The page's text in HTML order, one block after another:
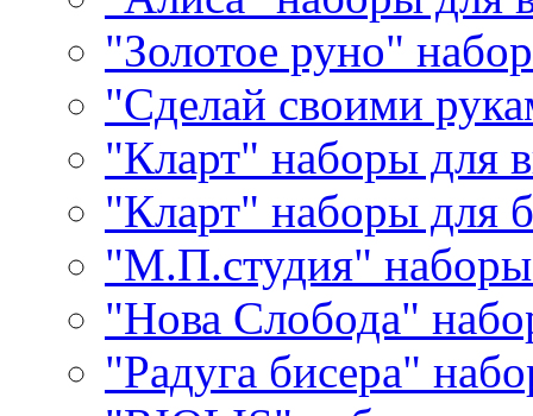
"Золотое руно"
"Сделай своими
"Кларт" наборы для
"Кларт" наборы для
"М.П.студия"
"Нова Слобода"
"Радуга бисера"